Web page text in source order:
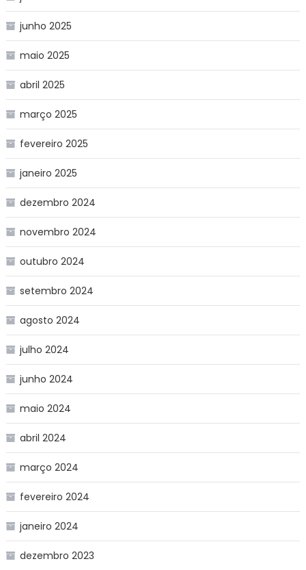
junho 2025
maio 2025
abril 2025
março 2025
fevereiro 2025
janeiro 2025
dezembro 2024
novembro 2024
outubro 2024
setembro 2024
agosto 2024
julho 2024
junho 2024
maio 2024
abril 2024
março 2024
fevereiro 2024
janeiro 2024
dezembro 2023